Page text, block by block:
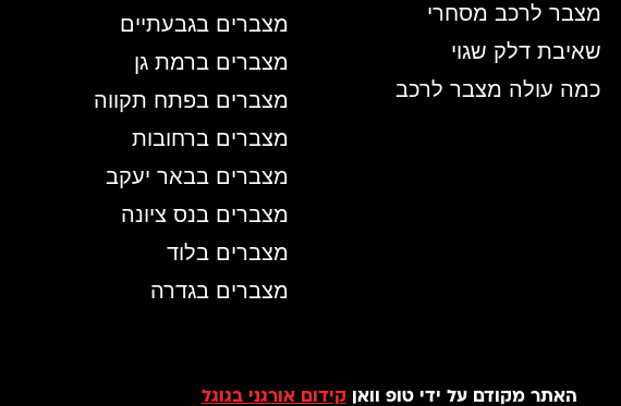
מצבר לרכב מסחרי
שאיבת דלק שגוי
כמה עולה מצבר לרכב
מצברים בגבעתיים
מצברים ברמת גן
מצברים בפתח תקווה
מצברים ברחובות
מצברים בבאר יעקב
מצברים בנס ציונה
מצברים בלוד
מצברים בגדרה
האתר מקודם על ידי טופ וואן קידום אורגני בגוגל